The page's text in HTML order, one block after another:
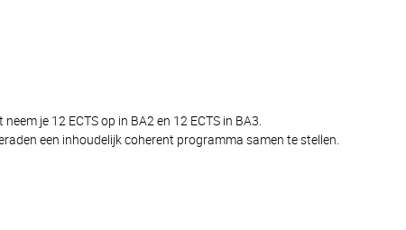
je 12 ECTS op in BA2 en 12 ECTS in BA3.
een inhoudelijk coherent programma samen te stellen.